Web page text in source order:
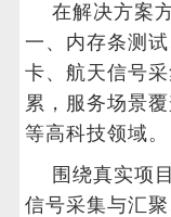
在解决方案
一、内存条测
卡、航天信号
累，服务场景
等高科技领域。
围绕真实项
信号采集与汇